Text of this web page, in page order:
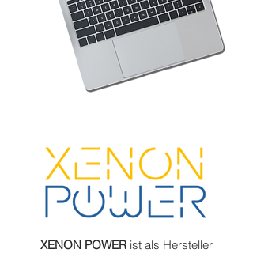
XENON POWER ist als Hersteller